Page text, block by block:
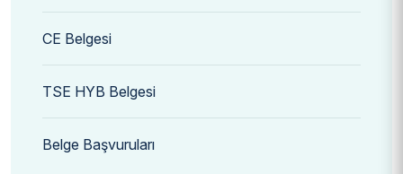
CE Belgesi
TSE HYB Belgesi
Belge Başvuruları